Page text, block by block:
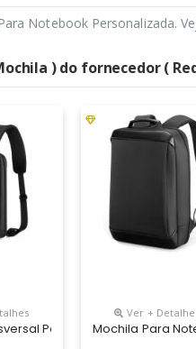
Para Notebook Personalizada.
) do fornecedor (
Personalizada
Ver +
Mochila Para